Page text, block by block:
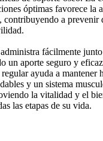
óptimas favorece la
contribuyendo a prevenir
fácilmente
un aporte seguro y
ayuda a mantener
y un sistema
la vitalidad y el
las etapas de su vida.